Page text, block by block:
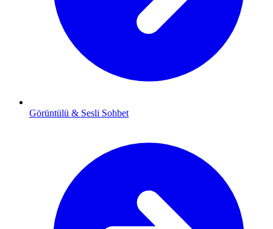
Görüntülü & Sesli Sohbet